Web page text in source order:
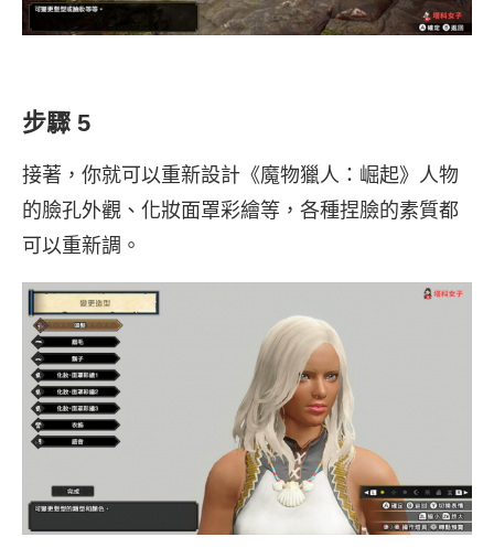
步驟 5
接著，你就可以重新設計《魔物獵人：崛起》人物
的臉孔外觀、化妝面罩彩繪等，各種捏臉的素質都
可以重新調。